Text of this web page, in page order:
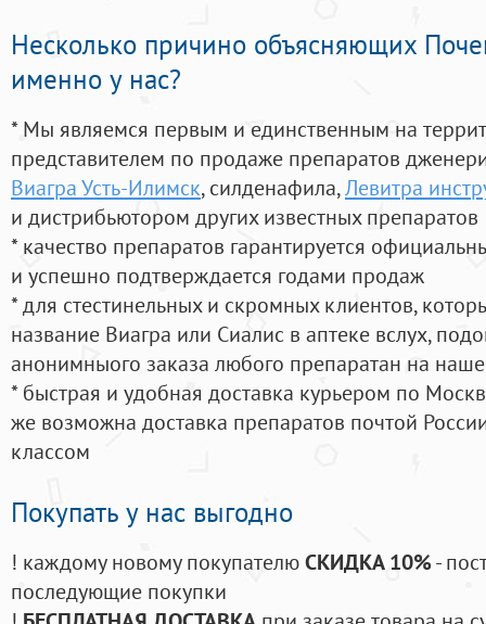
Несколько причино объясняющих
именно у нас?
* Мы являемся первым и единственным на
представителем по продаже препаратов
Виагра Усть-Илимск, силденафила,Левитра
и дистрибьютором других известных препаратов
* качество препаратов гарантируется
и успешно подтверждается годами продаж
* для стестинельных и скромных клиентов,
название Виагра или Сиалис в аптеке вслух,
анонимныого заказа любого препаратан на
* быстрая и удобная доставка курьером по
же возможна доставка препаратов почтой
классом
Покупать у нас выгодно
! каждому новому покупателюСКИДКА 10%-
последующие покупки